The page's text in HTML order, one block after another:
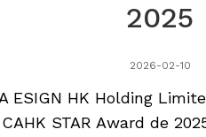
2025
2026-02-10
ESIGN HK Holding
STAR Award de